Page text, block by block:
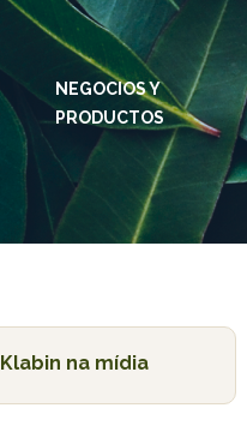
NEGOCIOS Y
PRODUCTOS
IDIOMAS:
SITIOS DE KLABIN
Relações com
investidor
Plante com a
Klabin
Parada general
Klabin na mídia